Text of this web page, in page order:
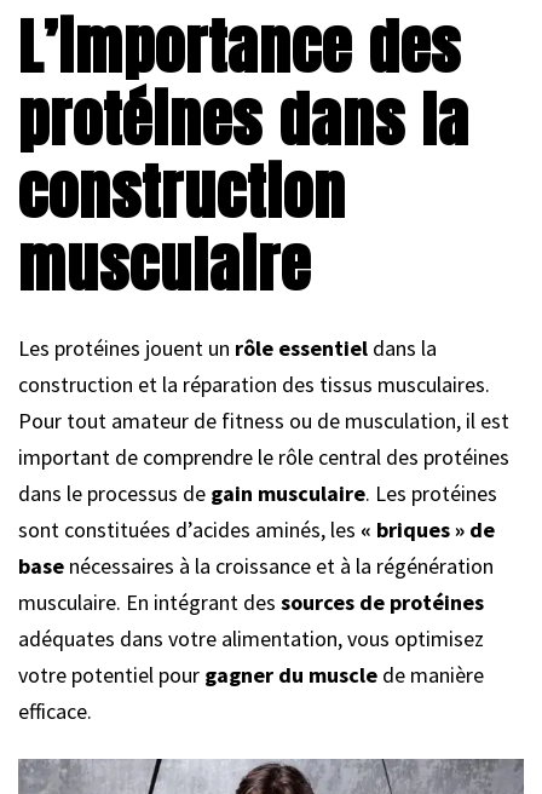
L’importance des
protéines dans la
construction
musculaire
Les protéines jouent un rôle essentiel dans la
construction et la réparation des tissus musculaires.
Pour tout amateur de fitness ou de musculation, il est
important de comprendre le rôle central des protéines
dans le processus de gain musculaire. Les protéines
sont constituées d’acides aminés, les « briques » de
base nécessaires à la croissance et à la régénération
musculaire. En intégrant des sources de protéines
adéquates dans votre alimentation, vous optimisez
votre potentiel pour gagner du muscle de manière
efficace.